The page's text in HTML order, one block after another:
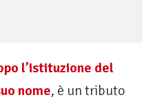
l’istituzione del
nome, è un tributo